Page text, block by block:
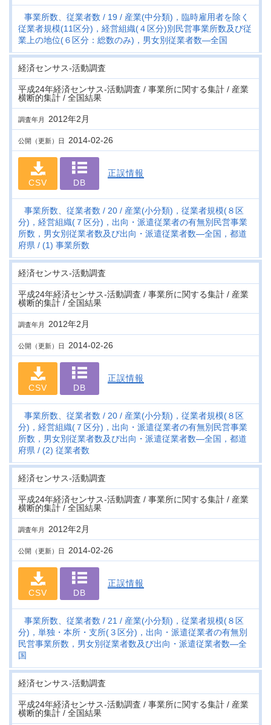
事業所数、従業者数 19
産業(中分類)，臨時雇用者を除く
従業者規模(11区分)，経営組織(４区分)別民営事業所数及び従
業上の地位(６区分：総数のみ)，男女別従業者数―全国
経済センサス‐活動調査
平成24年経済センサス‐活動調査 / 事業所に関する集計 / 産業
横断的集計 / 全国結果
調査年月 2012年2月
公開（更新）日 2014-02-26
CSV DB
正誤情報
事業所数、従業者数 20
産業(小分類)，従業者規模(８区
分)，経営組織(７区分)，出向・派遣従業者の有無別民営事業
所数，男女別従業者数及び出向・派遣従業者数―全国，都道
府県
(1) 事業所数
経済センサス‐活動調査
平成24年経済センサス‐活動調査 / 事業所に関する集計 / 産業
横断的集計 / 全国結果
調査年月 2012年2月
公開（更新）日 2014-02-26
CSV DB
正誤情報
事業所数、従業者数 20
産業(小分類)，従業者規模(８区
分)，経営組織(７区分)，出向・派遣従業者の有無別民営事業
所数，男女別従業者数及び出向・派遣従業者数―全国，都道
府県
(2) 従業者数
経済センサス‐活動調査
平成24年経済センサス‐活動調査 / 事業所に関する集計 / 産業
横断的集計 / 全国結果
調査年月 2012年2月
公開（更新）日 2014-02-26
CSV DB
正誤情報
事業所数、従業者数 21
産業(小分類)，従業者規模(８区
分)，単独・本所・支所(３区分)，出向・派遣従業者の有無別
民営事業所数，男女別従業者数及び出向・派遣従業者数―全
国
経済センサス‐活動調査
平成24年経済センサス‐活動調査 / 事業所に関する集計 / 産業
横断的集計 / 全国結果